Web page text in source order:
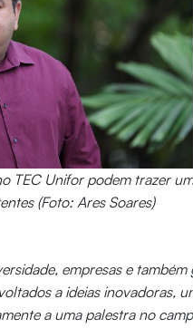
TEC Unifor podem trazer
(Foto: Ares Soares)
empresas e
a ideias inovadoras,
a uma palestra no